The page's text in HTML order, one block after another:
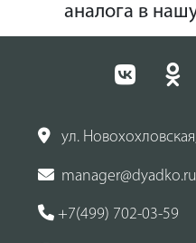
аналога в
ул.
manager@dyadko.ru
+7(499) 702-03-59